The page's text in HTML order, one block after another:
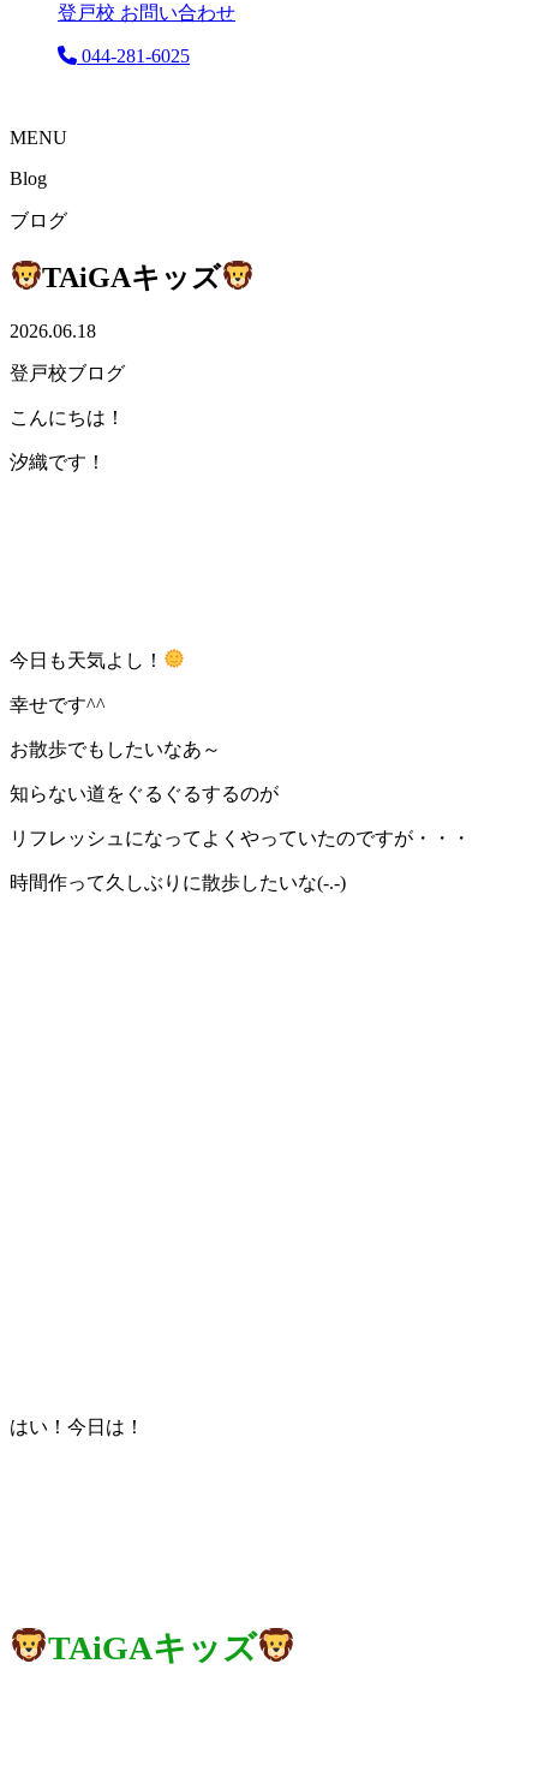
登戸校 お問い合わせ
044-281-6025
MENU
Blog
ブログ
TAiGAキッズ
2026.06.18
登戸校ブログ
こんにちは！
汐織です！
今日も天気よし！
幸せです^^
お散歩でもしたいなあ～
知らない道をぐるぐるするのが
リフレッシュになってよくやっていたのですが・・・
時間作って久しぶりに散歩したいな(-.-)
はい！今日は！
TAiGAキッズ